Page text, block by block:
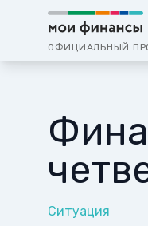
ОФИЦИАЛЬНЫЙ
Ситуация